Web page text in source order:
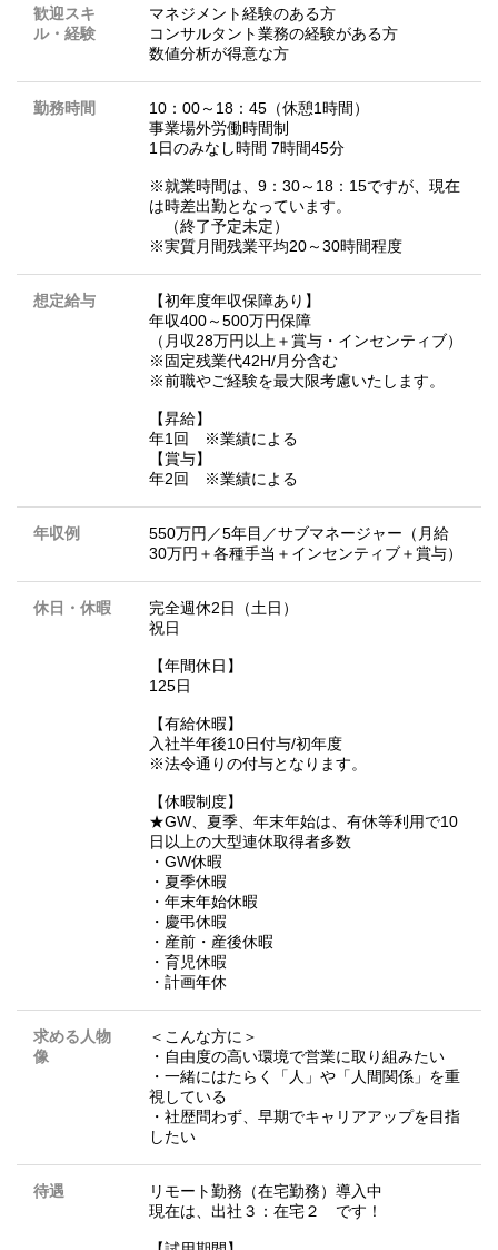
歓迎スキ
ル・経験
マネジメント経験のある方
コンサルタント業務の経験がある方
数値分析が得意な方
勤務時間
10：00～18：45（休憩1時間）
事業場外労働時間制
1日のみなし時間 7時間45分
※就業時間は、9：30～18：15ですが、現在
は時差出勤となっています。
（終了予定未定）
※実質月間残業平均20～30時間程度
想定給与
【初年度年収保障あり】
年収400～500万円保障
（月収28万円以上＋賞与・インセンティブ）
※固定残業代42H/月分含む
※前職やご経験を最大限考慮いたします。
【昇給】
年1回 ※業績による
【賞与】
年2回 ※業績による
年収例
550万円／5年目／サブマネージャー（月給
30万円＋各種手当＋インセンティブ＋賞与）
休日・休暇
完全週休2日（土日）
祝日
【年間休日】
125日
【有給休暇】
入社半年後10日付与/初年度
※法令通りの付与となります。
【休暇制度】
★GW、夏季、年末年始は、有休等利用で10
日以上の大型連休取得者多数
・GW休暇
・夏季休暇
・年末年始休暇
・慶弔休暇
・産前・産後休暇
・育児休暇
・計画年休
求める人物
像
＜こんな方に＞
・自由度の高い環境で営業に取り組みたい
・一緒にはたらく「人」や「人間関係」を重
視している
・社歴問わず、早期でキャリアアップを目指
したい
待遇
リモート勤務（在宅勤務）導入中
現在は、出社３：在宅２ です！